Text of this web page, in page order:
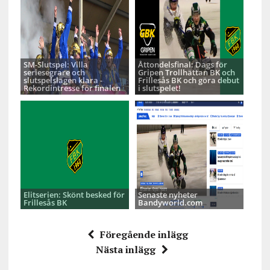
SM-Slutspel: Villa
seriesegrare och
slutspelslagen klara -
Rekordintresse för finalen
Åttondelsfinal: Dags för
Gripen Trollhättan BK och
Frillesås BK och göra debut
i slutspelet!
Elitserien: Skönt besked för
Frillesås BK
Senaste nyheter
Bandyworld.com
Föregående inlägg
Nästa inlägg